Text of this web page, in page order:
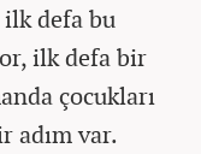
defa bu
ilk defa bir
çocukları
adım var.